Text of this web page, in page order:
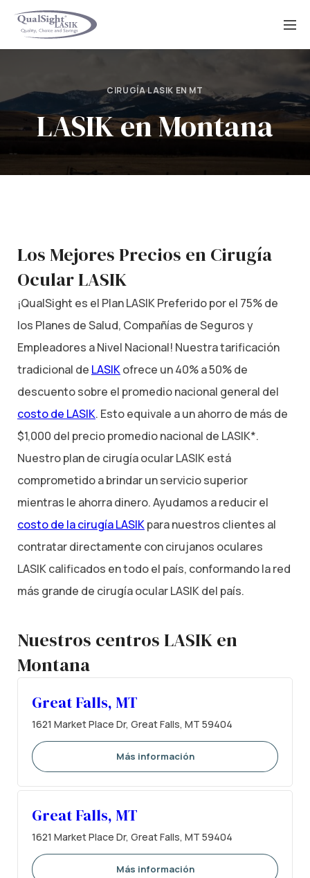
Saltar
CIRUGÍA LASIK EN MT
LASIK en Montana
Los Mejores Precios en Cirugía
Ocular LASIK
¡QualSight es el Plan LASIK Preferido por el 75% de
los Planes de Salud, Compañías de Seguros y
Empleadores a Nivel Nacional! Nuestra tarificación
tradicional de LASIKofrece un 40% a 50% de
descuento sobre el promedio nacional general del
costo de LASIK. Esto equivale a un ahorro de más de
$1,000 del precio promedio nacional de LASIK*.
Nuestro plan de cirugía ocular LASIK está
comprometido a brindar un servicio superior
mientras le ahorra dinero. Ayudamos a reducir el
costo de la cirugía LASIKpara nuestros clientes al
contratar directamente con cirujanos oculares
LASIK calificados en todo el país, conformando la red
más grande de cirugía ocular LASIK del país.
Nuestros centros LASIK en
Montana
Great Falls, MT
1621 Market Place Dr, Great Falls, MT 59404
Más información
Great Falls, MT
1621 Market Place Dr, Great Falls, MT 59404
Más información